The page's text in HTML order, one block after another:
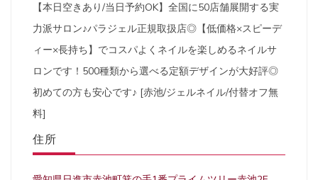
【本日空きあり/当日予約OK】全国に50店舗展開する実
力派サロン♪パラジェル正規取扱店◎【低価格×スピーデ
ィー×長持ち】でコスパよくネイルを楽しめるネイルサ
ロンです！500種類から選べる定額デザインが大好評◎
初めての方も安心です♪ [赤池/ジェルネイル/付替オフ無
料]
住所